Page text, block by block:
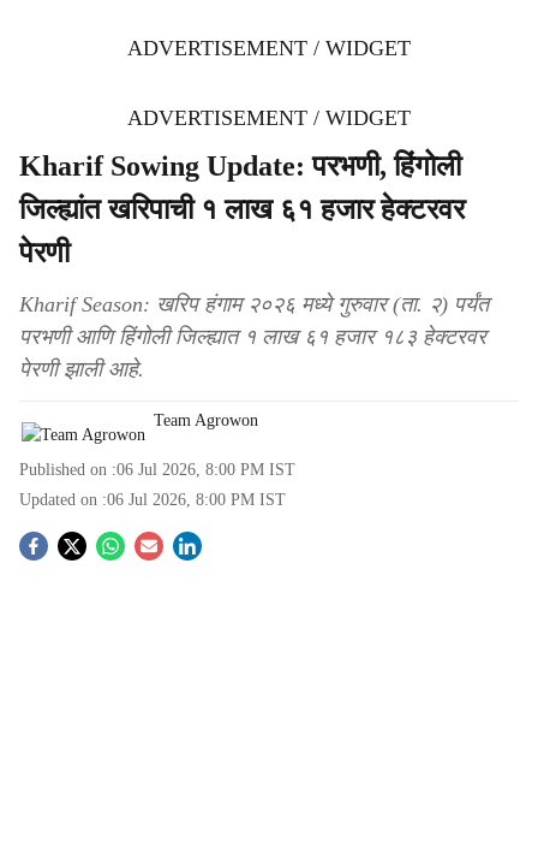
ADVERTISEMENT / WIDGET
ADVERTISEMENT / WIDGET
Kharif Sowing Update: परभणी, हिंगोली
जिल्ह्यांत खरिपाची १ लाख ६१ हजार हेक्टरवर
पेरणी
Kharif Season: खरिप हंगाम २०२६ मध्ये गुरुवार (ता. २) पर्यंत
परभणी आणि हिंगोली जिल्ह्यात १ लाख ६१ हजार १८३ हेक्टरवर
पेरणी झाली आहे.
Team Agrowon
Published on :06 Jul 2026, 8:00 PM IST
Updated on :06 Jul 2026, 8:00 PM IST
S